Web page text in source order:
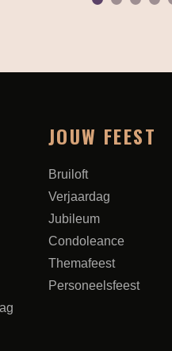
JOUW FEEST
Bruiloft
Verjaardag
Jubileum
Condoleance
Themafeest
Personeelsfeest